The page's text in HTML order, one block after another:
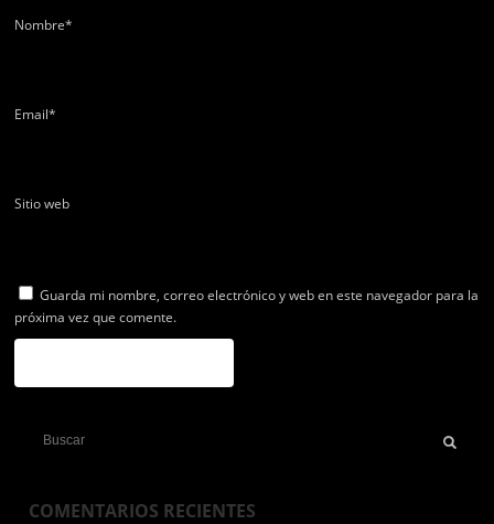
Nombre*
Email*
Sitio web
Guarda mi nombre, correo electrónico y web en este navegador para la
próxima vez que comente.
COMENTARIOS RECIENTES